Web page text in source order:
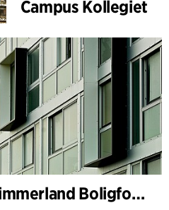
Campus Kollegiet
Magisterparken, Himmerland Boligforening